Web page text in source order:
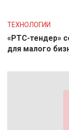
ТЕХНОЛОГИИ
«РТС-тендер»
для малого